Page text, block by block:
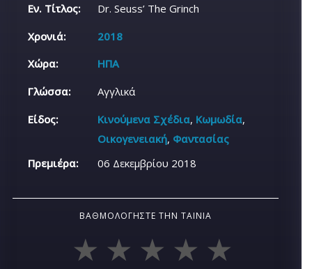
Εν. Τίτλος:
Dr. Seuss’ The Grinch
Χρονιά:
2018
Χώρα:
ΗΠΑ
Γλώσσα:
Αγγλικά
Είδος:
Κινούμενα Σχέδια, Κωμωδία,
Οικογενειακή, Φαντασίας
Πρεμιέρα:
06 Δεκεμβρίου 2018
ΒΑΘΜΟΛΟΓΉΣΤΕ ΤΗΝ ΤΑΙΝΊΑ